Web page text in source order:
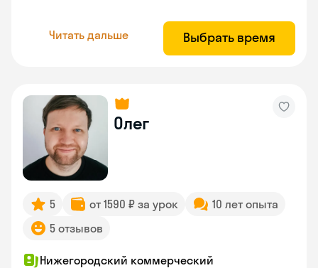
Читать дальше Выбрать время
Олег
5 от 1590 ₽ за урок
10 лет опыта
5 отзывов
Нижегородский коммерческий